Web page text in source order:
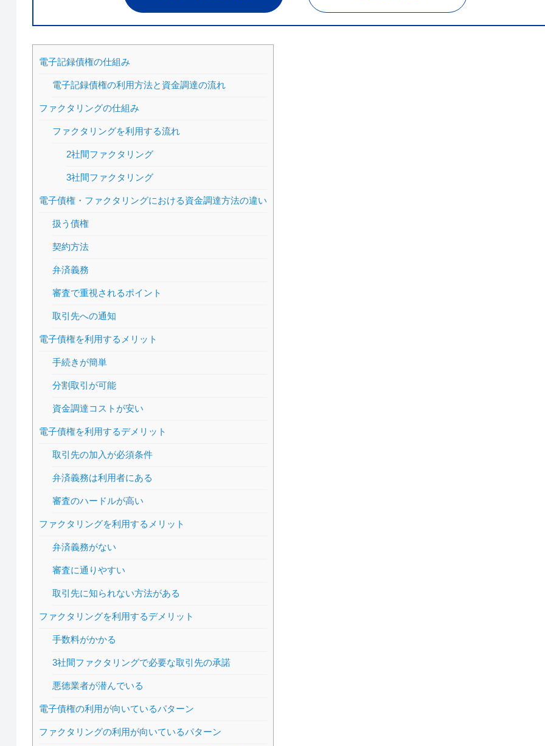
電子記録債権の仕組み
電子記録債権の利用方法と資金調達の流れ
ファクタリングの仕組み
ファクタリングを利用する流れ
2社間ファクタリング
3社間ファクタリング
電子債権・ファクタリングにおける資金調達方法の違い
扱う債権
契約方法
弁済義務
審査で重視されるポイント
取引先への通知
電子債権を利用するメリット
手続きが簡単
分割取引が可能
資金調達コストが安い
電子債権を利用するデメリット
取引先の加入が必須条件
弁済義務は利用者にある
審査のハードルが高い
ファクタリングを利用するメリット
弁済義務がない
審査に通りやすい
取引先に知られない方法がある
ファクタリングを利用するデメリット
手数料がかかる
3社間ファクタリングで必要な取引先の承諾
悪徳業者が潜んでいる
電子債権の利用が向いているパターン
ファクタリングの利用が向いているパターン